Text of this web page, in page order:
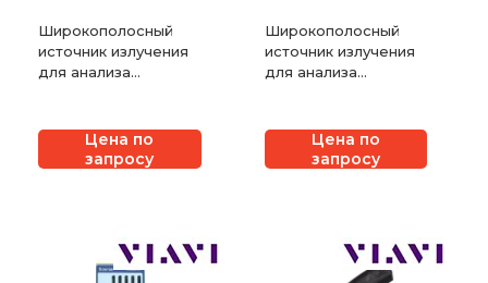
Широкополосный
источник излучения
для анализа
Цена по
запросу
Широкополосный
источник излучения
для анализа
Цена по
запросу